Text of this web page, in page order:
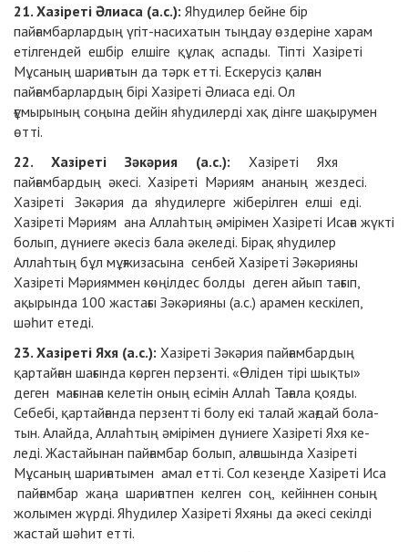
21. Хазіреті Әлиаса (а.с.): Яһудилер бейне бір
пайғамбарлардың үгіт-насихатын тыңдау өздеріне харам
етілгендей ешбір елшіге құлақ аспады. Тіпті Хазіреті
Мұсаның шариғатын да тәрк етті. Ескерусіз қалған
пайғамбарлардың бірі Хазіреті Әлиаса еді. Ол
ғұмырының соңына дейін яһудилерді хақ дінге шақырумен
өтті.
22. Хазіреті Зәкәрия (а.с.): Хазіреті Яхя
пайғамбардың әкесі. Хазіреті Мәриям ананың жездесі.
Хазіреті Зәкәрия да яһудилерге жіберілген елші еді.
Хазіреті Мәриям ана Аллаһтың әмірімен Хазіреті Исаға жүкті
болып, дүниеге әкесіз бала әкеледі. Бірақ яһудилер
Аллаһтың бұл мұғжизасына сенбей Хазіреті Зәкәрияны
Хазіреті Мәрияммен көңілдес болды деген айып тағып,
ақырында 100 жастағы Зәкәрияны (а.с.) арамен кескілеп,
шәһит етеді.
23. Хазіреті Яхя (а.с.): Хазіреті Зәкәрия пайғамбардың
қартайған шағында көрген перзенті. «Өліден тірі шықты»
деген мағынаға келетін оның есімін Аллаһ Тағала қояды.
Себебі, қартайғанда перзентті болу екі талай жағдай бола-
тын. Алайда, Аллаһтың әмірімен дүниеге Хазіреті Яхя ке-
леді. Жастайынан пайғамбар болып, алғашында Хазіреті
Мұсаның шариғатымен амал етті. Сол кезеңде Хазіреті Иса
пайғамбар жаңа шариғатпен келген соң, кейіннен соның
жолымен жүрді. Яһудилер Хазіреті Яхяны да әкесі секілді
жастай шәһит етті.